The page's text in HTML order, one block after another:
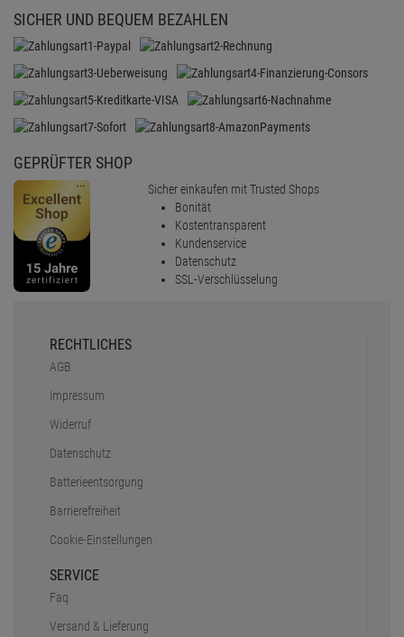
SICHER UND BEQUEM BEZAHLEN
GEPRÜFTER SHOP
Sicher einkaufen mit Trusted Shops
Bonität
Kostentransparent
Kundenservice
Datenschutz
SSL-Verschlüsselung
RECHTLICHES
AGB
Impressum
Widerruf
Datenschutz
Batterieentsorgung
Barrierefreiheit
Cookie-Einstellungen
SERVICE
Faq
Versand & Lieferung